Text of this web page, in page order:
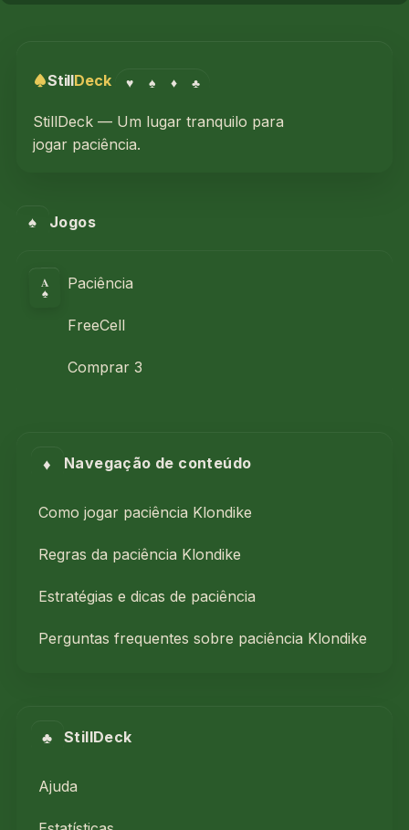
StillDeck ♥ ♠ ♦ ♣
StillDeck — Um lugar tranquilo para
jogar paciência.
♠ Jogos
A
♠
Paciência
FreeCell
Comprar 3
♦ Navegação de conteúdo
Como jogar paciência Klondike
Regras da paciência Klondike
Estratégias e dicas de paciência
Perguntas frequentes sobre paciência Klondike
♣ StillDeck
Ajuda